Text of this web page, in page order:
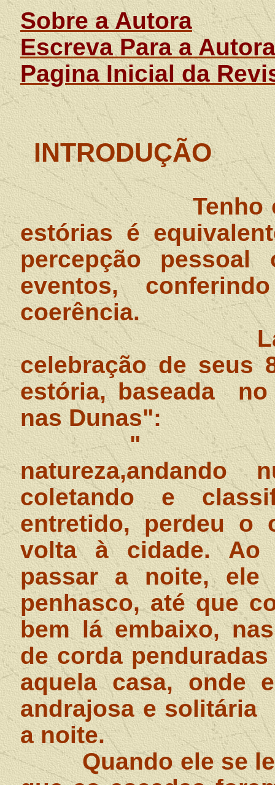
Sobre a Autora
Escreva Para a Autora
Pagina Inicial da
INTRODUÇÃO
Tenho
estórias é
percepção
eventos,
coerência.
celebração de seus
estória, baseada
no
nas Dunas":
"
natureza,andando
coletando e
entretido, perdeu o
volta à cidade. Ao
passar a noite, ele
penhasco, até que
bem lá embaixo,
de corda
aquela casa, onde
andrajosa e solitária
a noite.
Quando ele se